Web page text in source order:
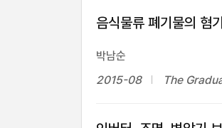
음식물류 폐기물의 혐
박남순
2015-08
The